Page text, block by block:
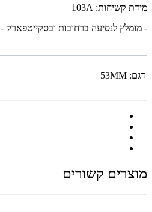
מידת קשיחות: 103A
- מומלץ לנסיעה ברחובות ובסקייטפארק -
דגם: 53MM
מוצרים קשורים